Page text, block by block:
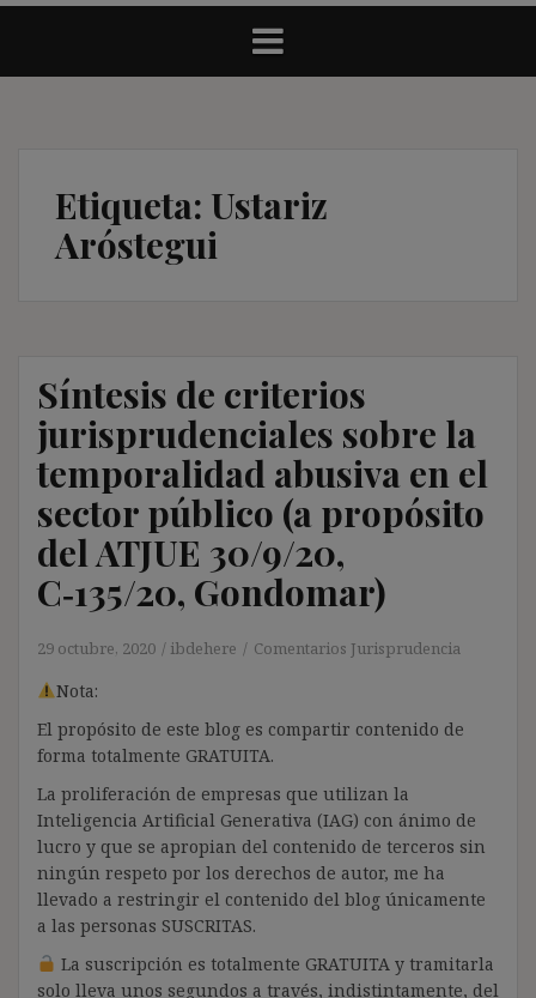
Etiqueta: Ustariz
Aróstegui
Síntesis de criterios
jurisprudenciales sobre la
temporalidad abusiva en el
sector público (a propósito
del ATJUE 30/9/20,
C‑135/20, Gondomar)
29 octubre, 2020 ibdehere Comentarios Jurisprudencia
Nota:
El propósito de este blog es compartir contenido de
forma totalmente GRATUITA.
La proliferación de empresas que utilizan la
Inteligencia Artificial Generativa (IAG) con ánimo de
lucro y que se apropian del contenido de terceros sin
ningún respeto por los derechos de autor, me ha
llevado a restringir el contenido del blog únicamente
a las personas SUSCRITAS.
La suscripción es totalmente GRATUITA y tramitarla
solo lleva unos segundos a través, indistintamente, del